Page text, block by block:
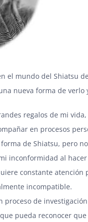
el mundo del Shiatsu
nueva forma de verlo
regalos de mi
en procesos
de Shiatsu, pero
inconformidad al
constante
incompatible.
proceso de
pueda reconocer